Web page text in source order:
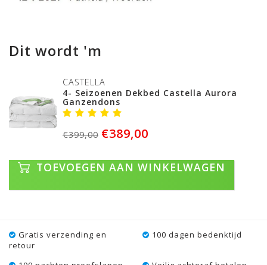
Dit wordt 'm
CASTELLA
4- Seizoenen Dekbed Castella Aurora
Ganzendons
€399,00 €389,00
TOEVOEGEN AAN WINKELWAGEN
Gratis verzending en
retour
100 dagen bedenktijd